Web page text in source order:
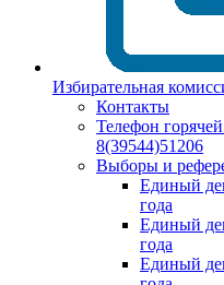
Избирательная
Контакты
Телефон
8(39544)51206
Выборы и
Единый
года
Единый
года
Единый